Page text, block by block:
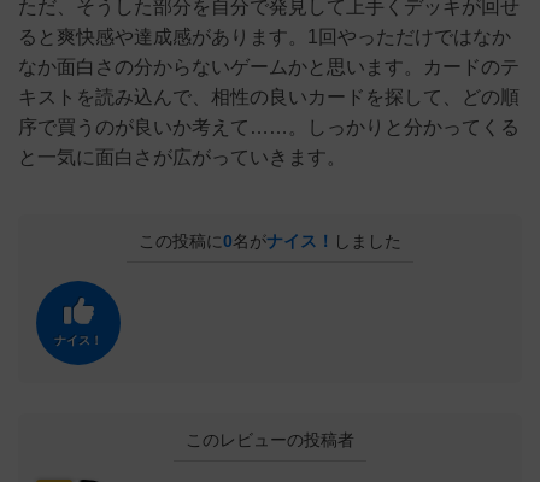
ただ、そうした部分を自分で発見して上手くデッキが回せ
ると爽快感や達成感があります。1回やっただけではなか
なか面白さの分からないゲームかと思います。カードのテ
キストを読み込んで、相性の良いカードを探して、どの順
序で買うのが良いか考えて……。しっかりと分かってくる
と一気に面白さが広がっていきます。
この投稿に0名がナイス！ しました
ナイス！
このレビューの投稿者